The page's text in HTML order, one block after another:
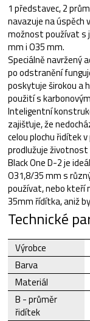
1 představec, 2
navazuje na úspěch
možnost používat s
mm i O35 mm.
Speciálně navržený
po odstranění
poskytuje širokou a
použití s
Inteligentní
zajišťuje, že
celou plochu řidítek
prodlužuje životnost
Black One D-2 je
O31,8/35 mm s
používat, nebo kteří
35mm řídítka, aniž
Technické
Výrobce
Barva
Materiál
B - průměr
řidítek